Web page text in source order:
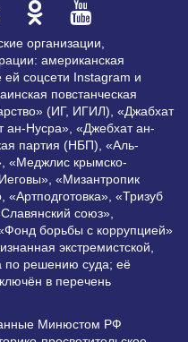
организации,
американская
соцсети Instagram и
повстанческая
(ИГ, ИГИЛ), «Джабхат
Нусра», «Джебхат ан-
партия (НБП), «Аль-
«Меджлис крымско-
«Мизантропик
«Артподготовка», «Тризуб
союз»,
борьбы с коррупцией»
экстремистской,
по решению суда; её
в перечень
Минюстом РФ